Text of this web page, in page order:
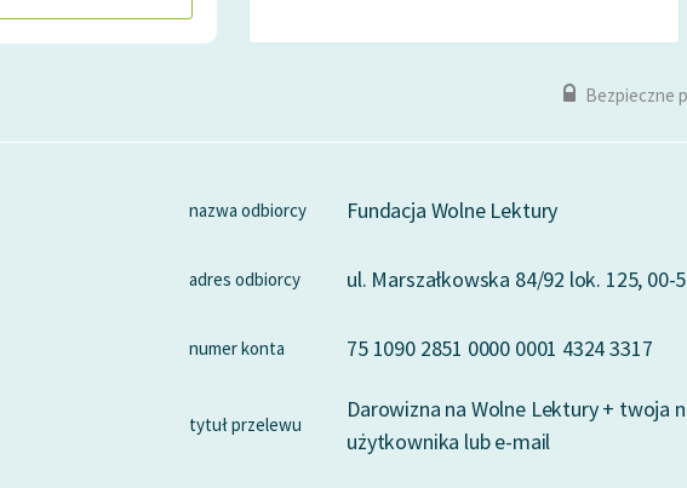
Bezpieczne
nazwa odbiorcy Fundacja Wolne Lektury
adres odbiorcy ul. Marszałkowska 84/92 lok. 125, 00-
numer konta 75 1090 2851 0000 0001 4324 3317
tytuł przelewu
Darowizna na Wolne Lektury + twoja
użytkownika lub e-mail